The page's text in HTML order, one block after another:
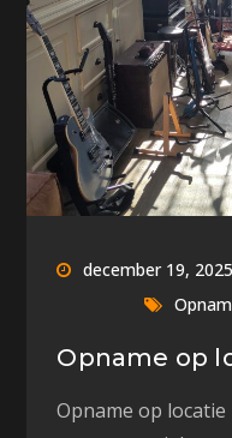
december 19, 2025
Opname op
Opname op